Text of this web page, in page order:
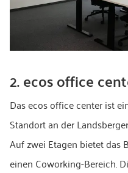
2. ecos office
Das ecos office center ist
Standort an der
Auf zwei Etagen bietet das
einen Coworking-Bereich.